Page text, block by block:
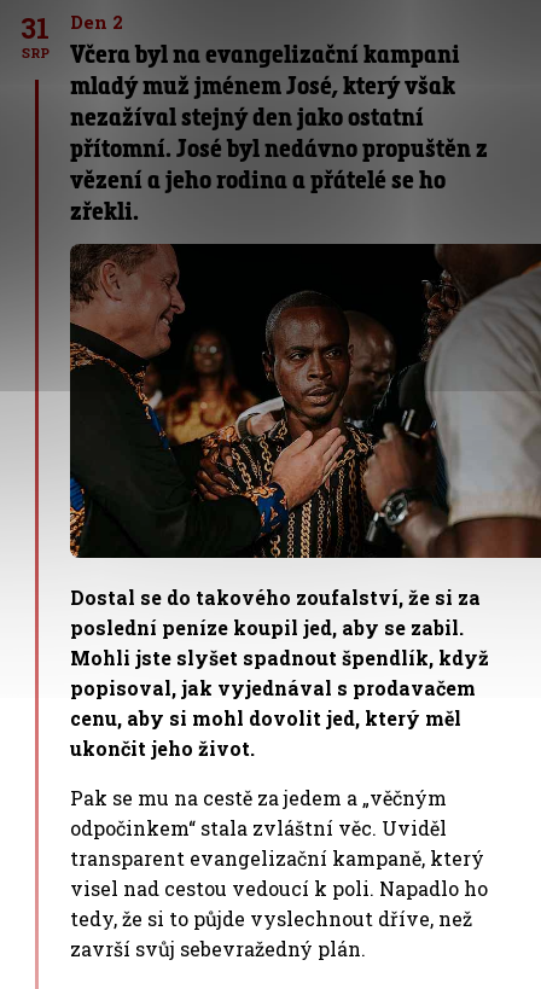
31
SRP
Den 2
Včera byl na evangelizační kampani
mladý muž jménem José, který však
nezažíval stejný den jako ostatní
přítomní. José byl nedávno propuštěn z
vězení a jeho rodina a přátelé se ho
zřekli.
Dostal se do takového zoufalství, že si za
poslední peníze koupil jed, aby se zabil.
Mohli jste slyšet spadnout špendlík, když
popisoval, jak vyjednával s prodavačem
cenu, aby si mohl dovolit jed, který měl
ukončit jeho život.
Pak se mu na cestě za jedem a „věčným
odpočinkem“ stala zvláštní věc. Uviděl
transparent evangelizační kampaně, který
visel nad cestou vedoucí k poli. Napadlo ho
tedy, že si to půjde vyslechnout dříve, než
završí svůj sebevražedný plán.